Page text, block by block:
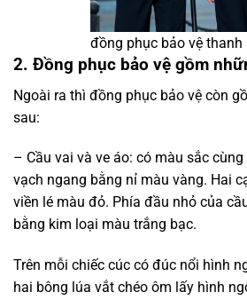
đồng phục bảo vệ thanh
2. Đồng phục bảo vệ gồm
Ngoài ra thì đồng phục bảo vệ còn
sau:
– Cầu vai và ve áo: có màu sắc
vạch ngang bằng nỉ màu vàng. Hai
viền lé màu đỏ. Phía đầu nhỏ của
bằng kim loại màu trắng bạc.
Trên mỗi chiếc cúc có đúc nổi hình
hai bông lúa vắt chéo ôm lấy hình